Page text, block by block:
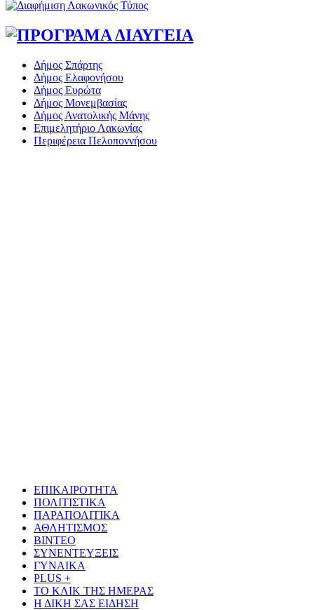
Δήμος Σπάρτης
Δήμος Ελαφονήσου
Δήμος Ευρώτα
Δήμος Μονεμβασίας
Δήμος Ανατολικής Μάνης
Επιμελητήριο Λακωνίας
Περιφέρεια Πελοποννήσου
ΕΠΙΚΑΙΡΟΤΗΤΑ
ΠΟΛΙΤΙΣΤΙΚΑ
ΠΑΡΑΠΟΛΙΤΙΚΑ
ΑΘΛΗΤΙΣΜΟΣ
ΒΙΝΤΕΟ
ΣΥΝΕΝΤΕΥΞΕΙΣ
ΓΥΝΑΙΚΑ
PLUS +
ΤΟ ΚΛΙΚ ΤΗΣ ΗΜΕΡΑΣ
Η ΔΙΚΗ ΣΑΣ ΕΙΔΗΣΗ